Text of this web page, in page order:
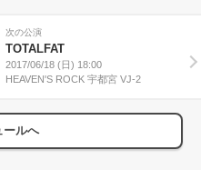
次の公演
TOTALFAT
2017/06/18 (日) 18:00
HEAVEN'S ROCK 宇都宮 VJ-2
ールへ